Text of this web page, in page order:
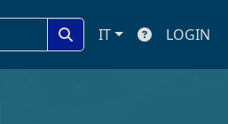
IT LOGIN